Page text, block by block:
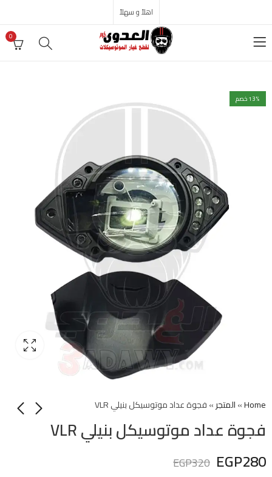
اهلاً و سهلاً
0
13% خصم
Home
»المتجر»فجوة عداد موتوسيكل بنيلي VLR
فجوة عداد موتوسيكل بنيلي VLR
EGP280
EGP320